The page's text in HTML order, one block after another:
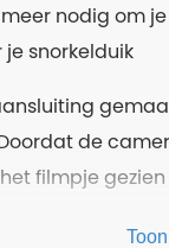
nodig om
snorkelduik
de
filmpje